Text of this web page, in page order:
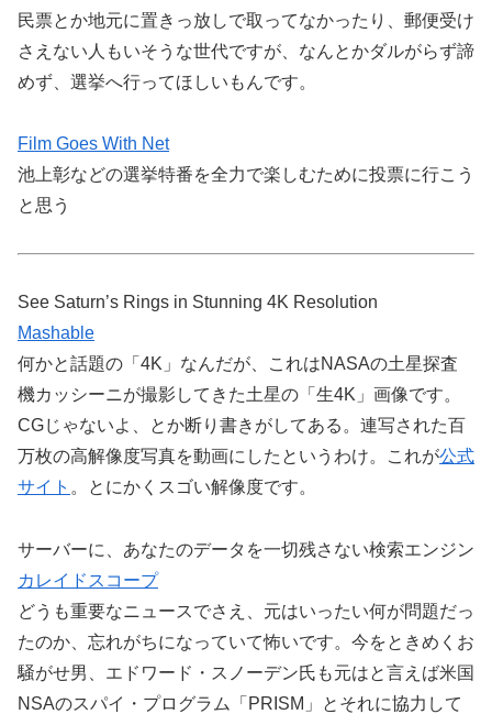
民票とか地元に置きっ放しで取ってなかったり、郵便受け
さえない人もいそうな世代ですが、なんとかダルがらず諦
めず、選挙へ行ってほしいもんです。
Film Goes With Net
池上彰などの選挙特番を全力で楽しむために投票に行こう
と思う
See Saturn’s Rings in Stunning 4K Resolution
Mashable
何かと話題の「4K」なんだが、これはNASAの土星探査
機カッシーニが撮影してきた土星の「生4K」画像です。
CGじゃないよ、とか断り書きがしてある。連写された百
万枚の高解像度写真を動画にしたというわけ。これが公式
サイト 。とにかくスゴい解像度です。
サーバーに、あなたのデータを一切残さない検索エンジン
カレイドスコープ
どうも重要なニュースでさえ、元はいったい何が問題だっ
たのか、忘れがちになっていて怖いです。今をときめくお
騒がせ男、エドワード・スノーデン氏も元はと言えば米国
NSAのスパイ・プログラム「PRISM」とそれに協力して